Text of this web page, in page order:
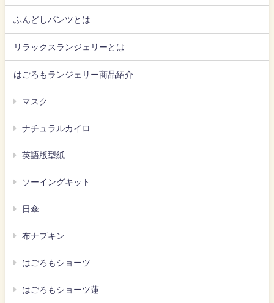
ふんどしパンツとは
リラックスランジェリーとは
はごろもランジェリー商品紹介
マスク
ナチュラルカイロ
英語版型紙
ソーイングキット
日傘
布ナプキン
はごろもショーツ
はごろもショーツ蓮